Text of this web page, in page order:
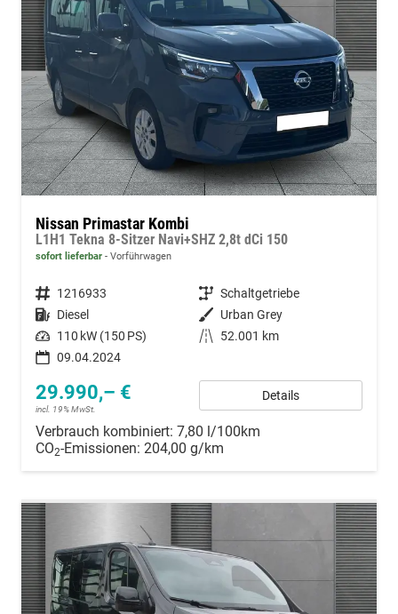
Nissan Primastar Kombi
L1H1 Tekna 8-Sitzer Navi+SHZ 2,8t dCi 150
sofort lieferbar Vorführwagen
Fahrzeugnummer 1216933 Getriebe Schaltgetriebe
Kraftstoff Diesel Außenfarbe Urban Grey
Leistung 110 kW (150 PS) Kilometerstand
52.001 km
09.04.2024
29.990,– €
incl. 19% MwSt.
Details
Verbrauch kombiniert: 7,80 l/100km
CO2-Emissionen: 204,00 g/km